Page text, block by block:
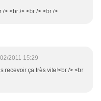
/> <br /> <br /> <br />
2011 15:29
recevoir ça très vite!<br /> <br